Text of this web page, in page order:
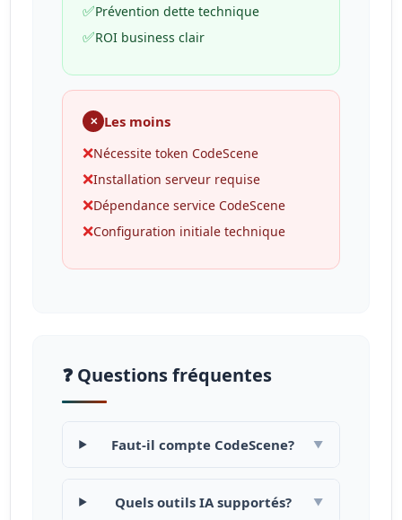
✅Prévention dette technique
✅ROI business clair
✕ Les moins
❌Nécessite token CodeScene
❌Installation serveur requise
❌Dépendance service CodeScene
❌Configuration initiale technique
❓ Questions fréquentes
Faut-il compte CodeScene? ▼
Quels outils IA supportés? ▼